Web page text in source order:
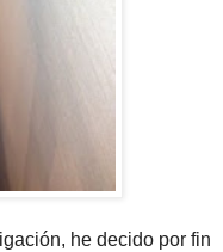
he decido por fin